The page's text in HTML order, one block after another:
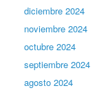
diciembre 2024
noviembre 2024
octubre 2024
septiembre 2024
agosto 2024